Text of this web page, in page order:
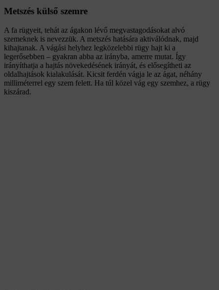
Metszés külső szemre
A fa rügyeit, tehát az ágakon lévő megvastagodásokat alvó
szemeknek is nevezzük. A metszés hatására aktiválódnak, majd
kihajtanak. A vágási helyhez legközelebbi rügy hajt ki a
legerősebben – gyakran abba az irányba, amerre mutat. Így
irányíthatja a hajtás növekedésének irányát, és elősegítheti az
oldalhajtások kialakulását. Kicsit ferdén vágja le az ágat, néhány
milliméterrel egy szem felett. Ha túl közel vág egy szemhez, a rügy
kiszárad.